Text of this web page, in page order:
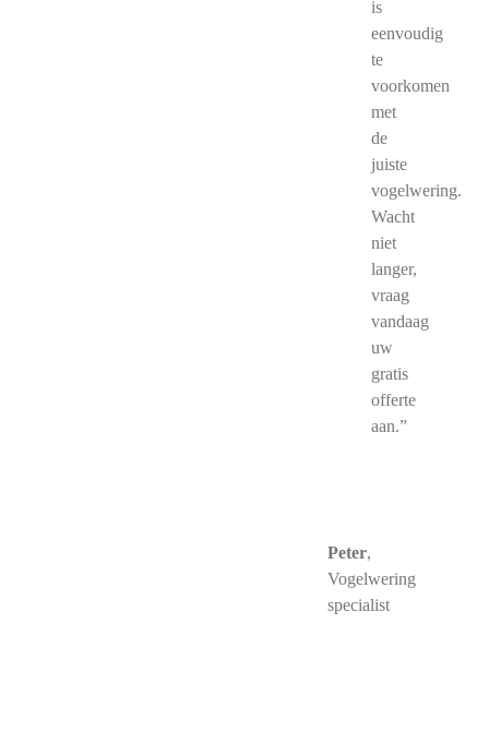
is
eenvoudig
te
voorkomen
met
de
juiste
vogelwering.
Wacht
niet
langer,
vraag
vandaag
uw
gratis
offerte
aan.”
Peter,
Vogelwering
specialist